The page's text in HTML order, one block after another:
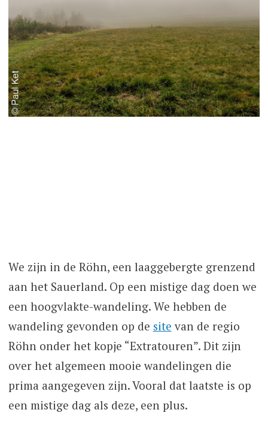
We zijn in de Röhn, een laaggebergte grenzend
aan het Sauerland. Op een mistige dag doen we
een hoogvlakte-wandeling. We hebben de
wandeling gevonden op de site van de regio
Röhn onder het kopje “Extratouren”. Dit zijn
over het algemeen mooie wandelingen die
prima aangegeven zijn. Vooral dat laatste is op
een mistige dag als deze, een plus.